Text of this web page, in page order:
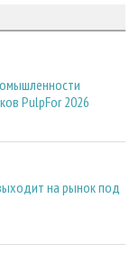
PulpFor 2026
на рынок под